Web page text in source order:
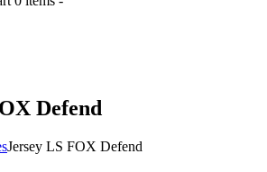
Defend
Jersey LS FOX Defend